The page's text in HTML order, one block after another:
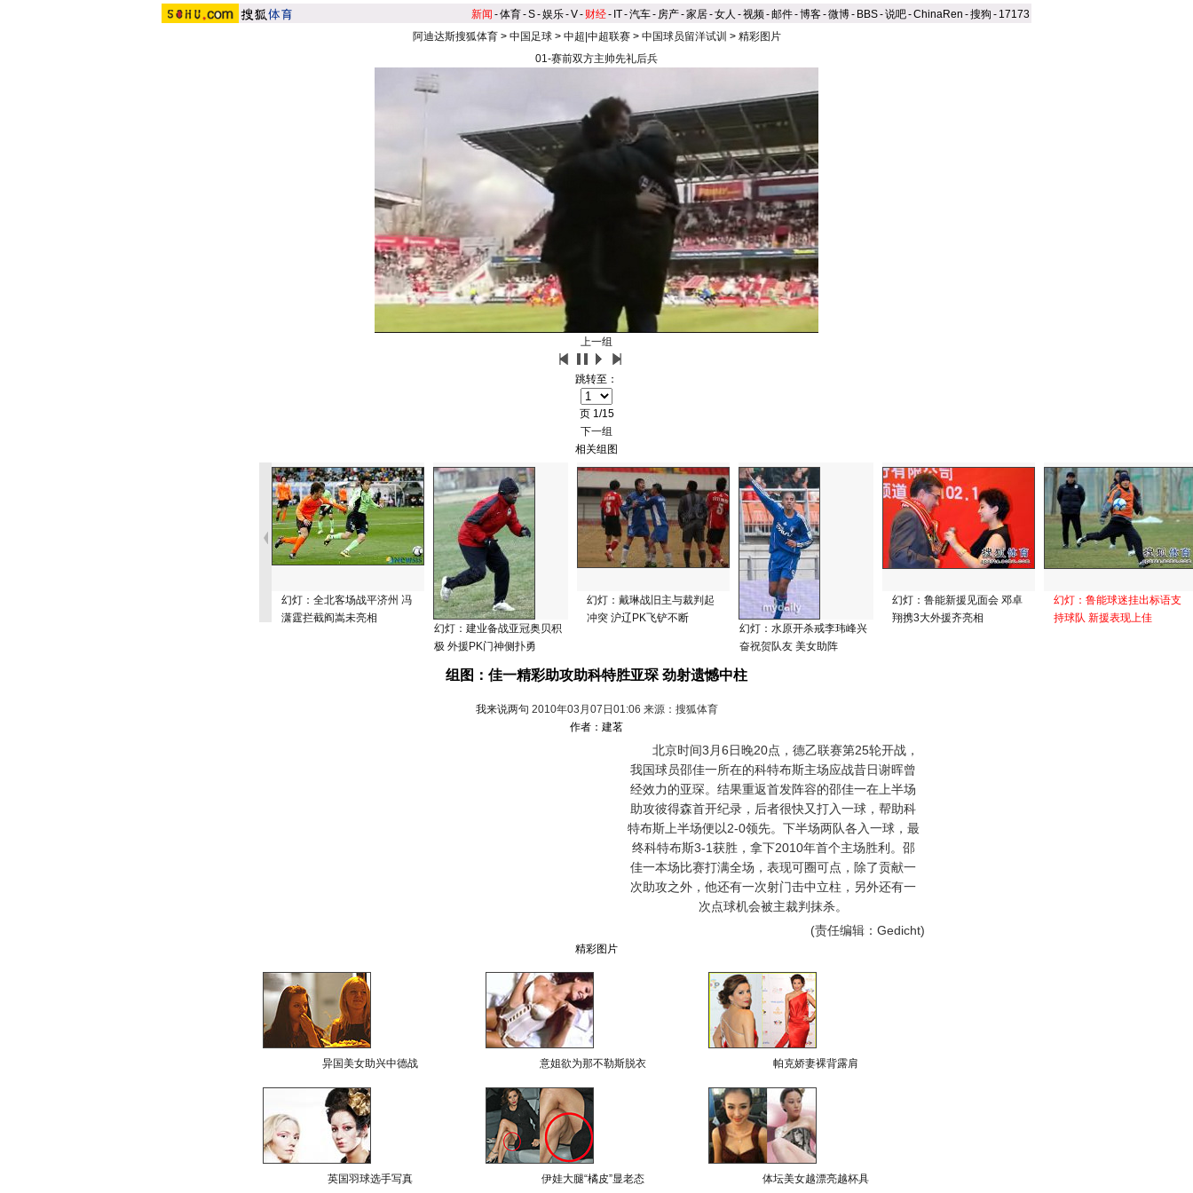
新闻 -体育-S-娱乐-V- 财经- IT-汽车- 房产-家居-女人 -视频-邮件-博客-微博- BBS-说吧-ChinaRen -搜狗 - 17173
阿迪达斯搜狐体育> 中国足球> 中超|中超联赛> 中国球员留洋试训 > 精彩图片
01-赛前双方主帅先礼后兵
上一组
跳转至：
页 1/15
下一组
相关组图
幻灯：全北客场战平济州 冯
潇霆拦截阎嵩未亮相
幻灯：建业备战亚冠奥贝积
极 外援PK门神侧扑勇
幻灯：戴琳战旧主与裁判起
冲突 沪辽PK飞铲不断
幻灯：水原开杀戒李玮峰兴
奋祝贺队友 美女助阵
幻灯：鲁能新援见面会 邓卓
翔携3大外援齐亮相
幻灯：鲁能球迷挂出标语支
持球队 新援表现上佳
组图：佳一精彩助攻助科特胜亚琛 劲射遗憾中柱
我来说两句 2010年03月07日01:06 来源：搜狐体育
作者：建茗
北京时间3月6日晚20点，德乙联赛第25轮开战，
我国球员邵佳一所在的科特布斯主场应战昔日谢晖曾
经效力的亚琛。结果重返首发阵容的邵佳一在上半场
助攻彼得森首开纪录，后者很快又打入一球，帮助科
特布斯上半场便以2-0领先。下半场两队各入一球，最
终科特布斯3-1获胜，拿下2010年首个主场胜利。邵
佳一本场比赛打满全场，表现可圈可点，除了贡献一
次助攻之外，他还有一次射门击中立柱，另外还有一
次点球机会被主裁判抹杀。
(责任编辑：Gedicht)
精彩图片
异国美女助兴中德战 意姐欲为那不勒斯脱衣 帕克娇妻裸背露肩
英国羽球选手写真 伊娃大腿“橘皮”显老态 体坛美女越漂亮越杯具